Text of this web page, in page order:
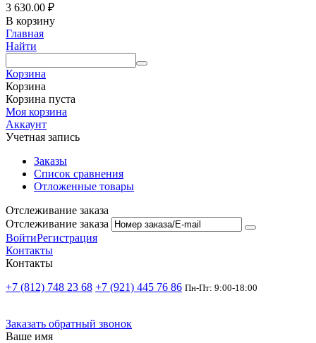
3 630.00 ₽
В корзину
Главная
Найти
Корзина
Корзина
Корзина пуста
Моя корзина
Аккаунт
Учетная запись
Заказы
Список сравнения
Отложенные товары
Отслеживание заказа
Отслеживание заказа
ВойтиРегистрация
Контакты
Контакты
+7 (812) 748 23 68 +7 (921) 445 76 86 Пн-Пт: 9:00-18:00
Заказать обратный звонок
Ваше имя